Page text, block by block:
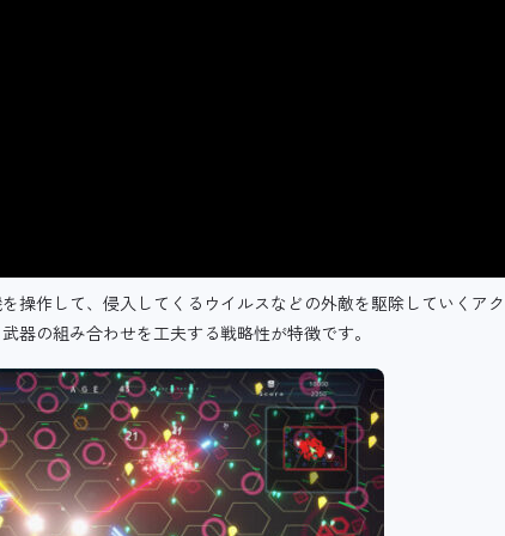
操作して、侵入してくるウイルスなどの外敵を駆除していくアク
器の組み合わせを工夫する戦略性が特徴です。